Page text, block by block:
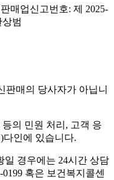
매업신고번호: 제 2025-
범
판매의 당사자가 아닙니
의 민원 처리, 고객 응
다인에 있습니다.
일 경우에는 24시간 상담
혹은 보건복지콜센